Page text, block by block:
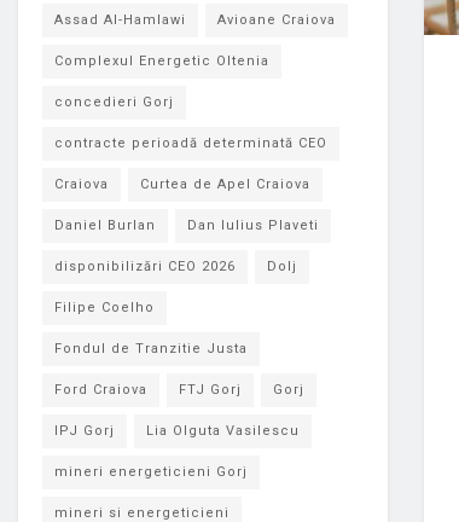
Assad Al-Hamlawi Avioane Craiova
Complexul Energetic Oltenia
concedieri Gorj
contracte perioadă determinată CEO
Craiova Curtea de Apel Craiova
Daniel Burlan Dan Iulius Plaveti
disponibilizări CEO 2026 Dolj
Filipe Coelho
Fondul de Tranzitie Justa
Ford Craiova FTJ Gorj Gorj
IPJ Gorj Lia Olguta Vasilescu
mineri energeticieni Gorj
mineri si energeticieni